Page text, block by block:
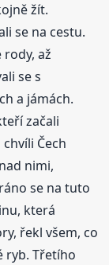
žít.
se na cestu.
až
se s
a jámách.
začali
Čech
nimi,
se na tuto
která
řekl všem, co
ryb. Třetího